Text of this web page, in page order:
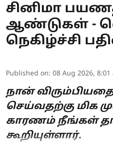
சினிமா
ஆண்டுகள் -
நெகிழ்ச்சி
Published on: 08 Aug 2026, 8:01
நான்
செய்வதற்கு மிக
காரணம் நீங்கள்
கூறியுள்ளார்.